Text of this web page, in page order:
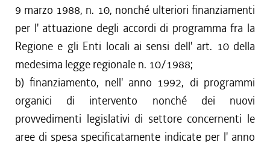
9 marzo 1988, n. 10, nonché ulteriori finanziamenti
per l' attuazione degli accordi di programma fra la
Regione e gli Enti locali ai sensi dell' art. 10 della
medesima legge regionale n. 10/1988;
b) finanziamento, nell' anno 1992, di programmi
organici di intervento nonché dei nuovi
provvedimenti legislativi di settore concernenti le
aree di spesa specificatamente indicate per l' anno